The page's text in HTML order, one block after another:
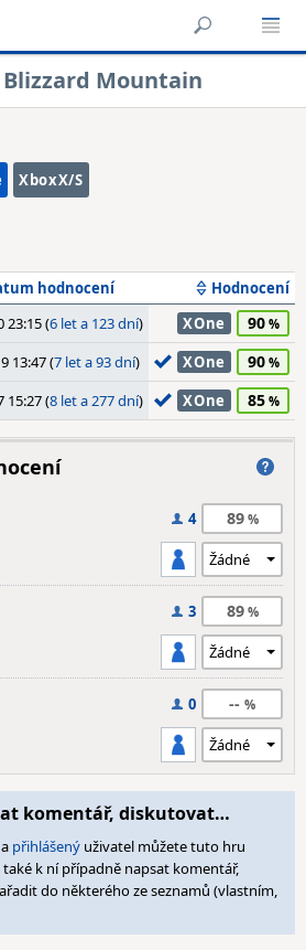
Blizzard Mountain
XboxX/S
hodnocení
Hodnocení
23:15 (6 let a 123 dní) XOne 90
13:47 (7 let a 93 dní) XOne 90
15:27 (8 let a 277 dní) XOne 85
4 89
3 89
0 --
komentář, diskutovat…
a přihlášený uživatel můžete tuto hru
k ní případně napsat komentář,
do některého ze seznamů (vlastním,